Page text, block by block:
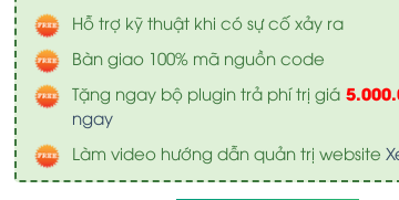
Hỗ trợ kỹ thuật khi có sự cố xảy ra
Bàn giao 100% mã nguồn code
Tặng ngay bộ plugin trả phí trị giá
ngay
Làm video hướng dẫn quản trị website